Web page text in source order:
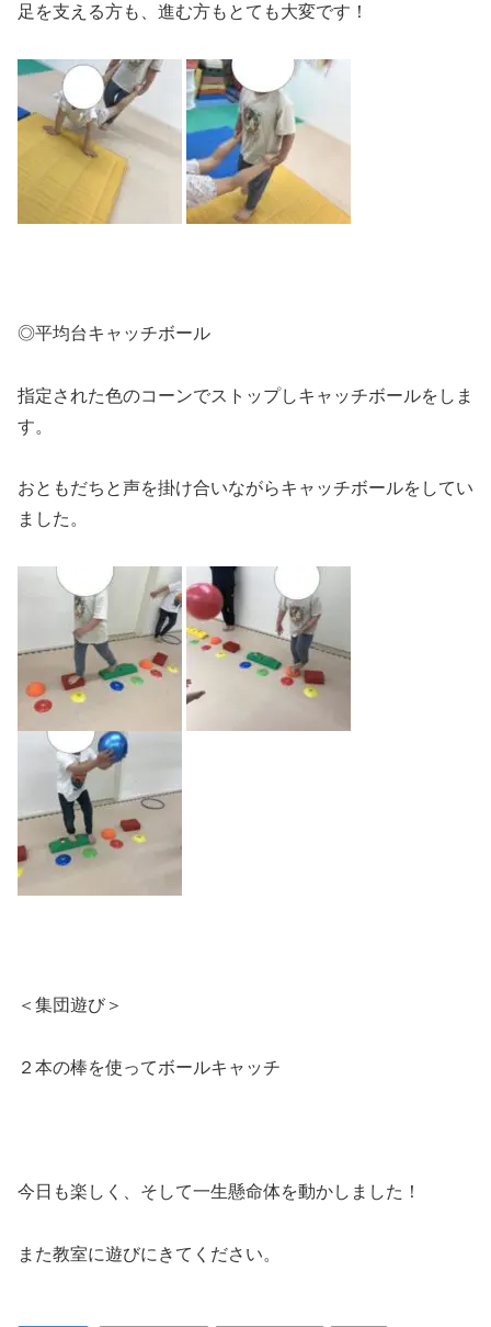
足を支える方も、進む方もとても大変です！
◎平均台キャッチボール
指定された色のコーンでストップしキャッチボールをしま
す。
おともだちと声を掛け合いながらキャッチボールをしてい
ました。
＜集団遊び＞
２本の棒を使ってボールキャッチ
今日も楽しく、そして一生懸命体を動かしました！
また教室に遊びにきてください。